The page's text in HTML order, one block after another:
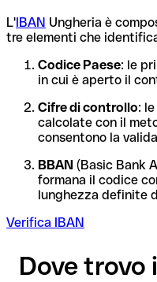
L'IBAN Ungheria è
tre elementi che
Codice Paese: le
in cui è aperto il
Cifre di controllo:
calcolate con il
consentono la
BBAN (Basic Bank
formana il codice
lunghezza definite
Verifica IBAN
Dove trovo